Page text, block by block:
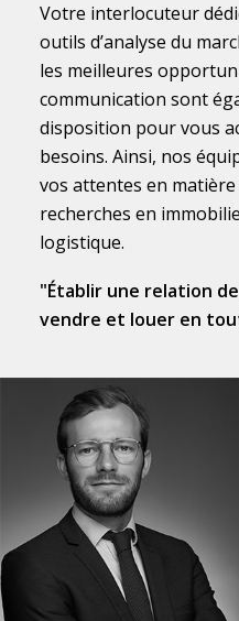
Votre interlocuteur
outils d’analyse du
les meilleures
communication sont
disposition pour vous
besoins. Ainsi, nos
vos attentes en matière
recherches en
logistique.
"Établir une relation
vendre et louer en